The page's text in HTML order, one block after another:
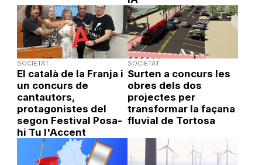
SOCIETAT
El català de la Franja i
un concurs de
cantautors,
protagonistes del
segon Festival Posa-
hi Tu l'Accent
SOCIETAT
Surten a concurs les
obres dels dos
projectes per
transformar la façana
fluvial de Tortosa